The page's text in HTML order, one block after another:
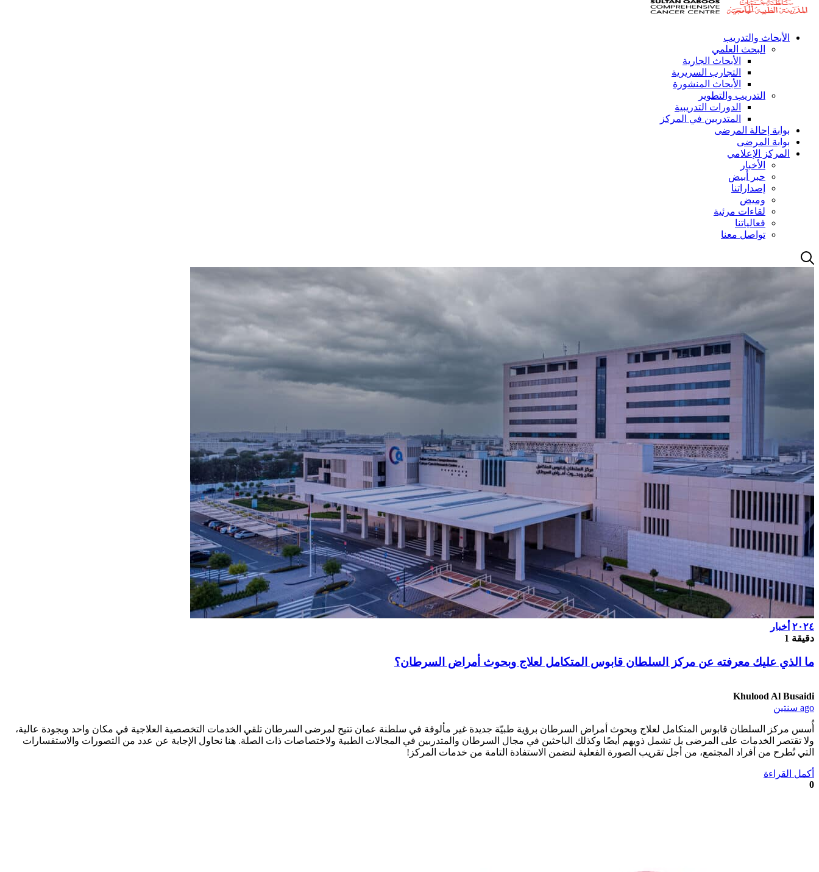
الأبحاث والتدريب
البحث العلمي
الأبحاث الجارية
التجارب السريرية
الأبحاث المنشورة
التدريب والتطوير
الدورات التدريبية
المتدربين في المركز
بوابة إحالة المرضى
بوابة المرضى
المركز الإعلامي
الأخبار
حبر أبيض
إصداراتنا
وميض
لقاءات مرئية
فعالياتنا
تواصل معنا
٢٠٢٤ أخبار
دقيقة 1
ما الذي عليك معرفته عن مركز السلطان قابوس المتكامل لعلاج وبحوث أمراض السرطان؟
Khulood Al Busaidi
ago سنتين
أُسس مركز السلطان قابوس المتكامل لعلاج وبحوث أمراض السرطان برؤية طبيّة جديدة غير مألوفة في سلطنة عمان تتيح لمرضى السرطان تلقي الخدمات التخصصية العلاجية في مكان واحد وبجودة عالية،
ولا تقتصر الخدمات على المرضى بل تشمل ذويهم أيضًا وكذلك الباحثين في مجال السرطان والمتدربين في المجالات الطبية ولاختصاصات ذات الصلة. هنا نحاول الإجابة عن عدد من التصورات والاستفسارات
التي تُطرح من أفراد المجتمع، من أجل تقريب الصورة الفعلية لنضمن الاستفادة التامة من خدمات المركز!
أكمل القراءة
0